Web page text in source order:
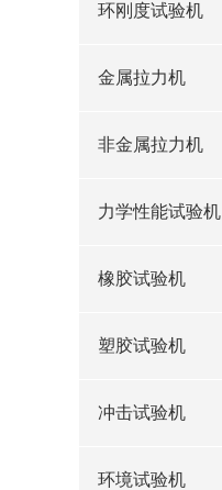
环刚度试验机
金属拉力机
非金属拉力机
力学性能试验机
橡胶试验机
塑胶试验机
冲击试验机
环境试验机